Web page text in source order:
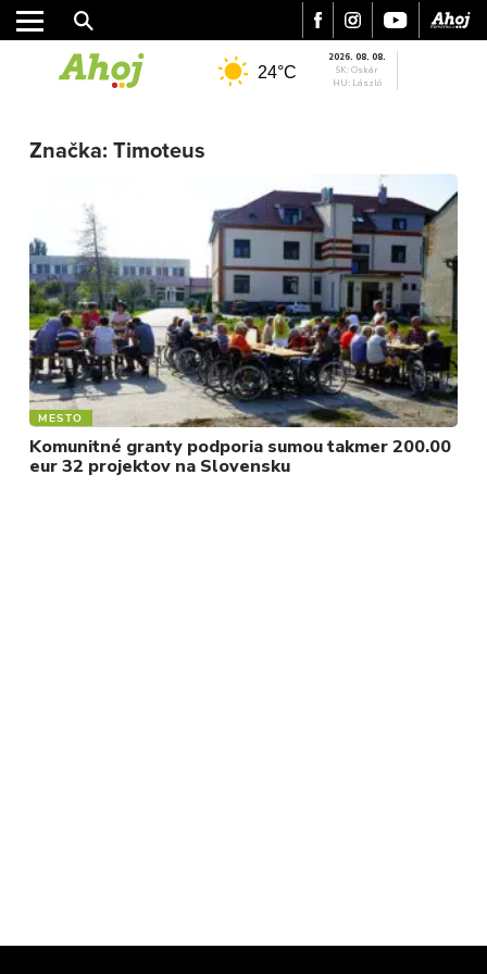
ŠPORT
KULTÚRA
FOTKY
VIDEO
MIX
24°C
2026. 08. 08.
SK: Oskár
HU: László
Značka: Timoteus
MESTO
Komunitné granty podporia sumou takmer 200.00
eur 32 projektov na Slovensku